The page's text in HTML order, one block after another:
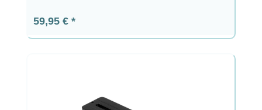
Prix régulier :
59,95 €